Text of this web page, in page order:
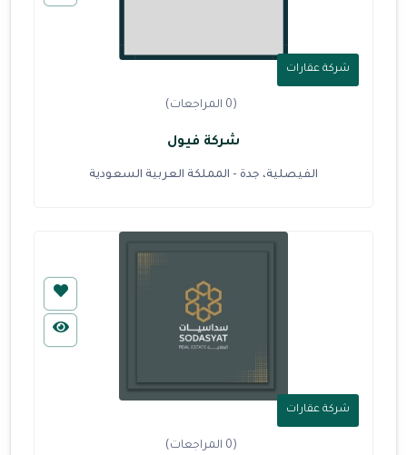
شركة عقارات
(0 المراجعات)
شركة فيول
الفيصلية، جدة - المملكة العربية السعودية
شركة عقارات
(0 المراجعات)